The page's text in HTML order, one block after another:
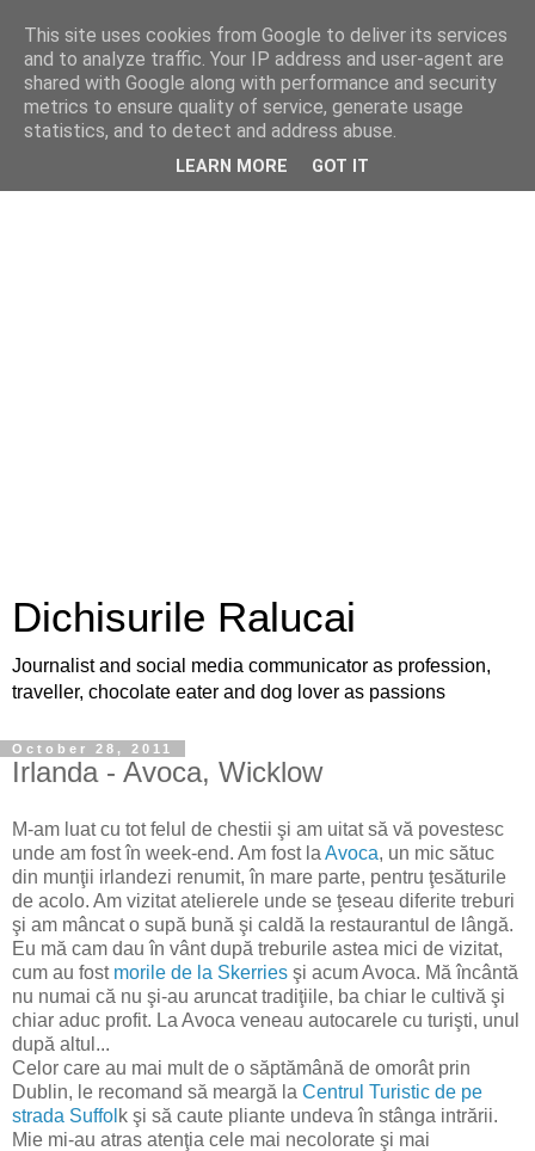
Dichisurile Ralucai
Journalist and social media communicator as profession,
traveller, chocolate eater and dog lover as passions
October 28, 2011
Irlanda - Avoca, Wicklow
M-am luat cu tot felul de chestii şi am uitat să vă povestesc
unde am fost în week-end. Am fost la Avoca, un mic sătuc
din munţii irlandezi renumit, în mare parte, pentru ţesăturile
de acolo. Am vizitat atelierele unde se ţeseau diferite treburi
şi am mâncat o supă bună şi caldă la restaurantul de lângă.
Eu mă cam dau în vânt după treburile astea mici de vizitat,
cum au fost morile de la Skerries şi acum Avoca. Mă încântă
nu numai că nu şi-au aruncat tradiţiile, ba chiar le cultivă şi
chiar aduc profit. La Avoca veneau autocarele cu turişti, unul
după altul...
Celor care au mai mult de o săptămână de omorât prin
Dublin, le recomand să meargă la Centrul Turistic de pe
strada Suffol k şi să caute pliante undeva în stânga intrării.
Mie mi-au atras atenţia cele mai necolorate şi mai
This site uses cookies from Google to deliver its services
and to analyze traffic. Your IP address and user-agent are
shared with Google along with performance and security
metrics to ensure quality of service, generate usage
statistics, and to detect and address abuse.
LEARN MORE GOT IT